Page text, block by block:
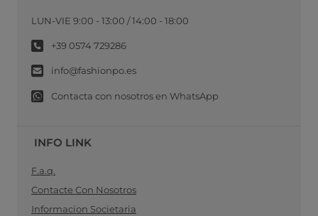
LUN-VIE 9:00 - 13:00 / 14:00 - 18:00
+39 0574 729286
info@fashionpo.es
Contacta con nosotros en WhatsApp
INFO LINK
F.a.q.
Contacte Con Nosotros
Informacion Societaria